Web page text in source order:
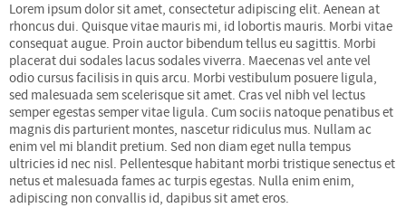
Lorem ipsum dolor sit amet, consectetur adipiscing elit. Aenean at
rhoncus dui. Quisque vitae mauris mi, id lobortis mauris. Morbi vitae
consequat augue. Proin auctor bibendum tellus eu sagittis. Morbi
placerat dui sodales lacus sodales viverra. Maecenas vel ante vel
odio cursus facilisis in quis arcu. Morbi vestibulum posuere ligula,
sed malesuada sem scelerisque sit amet. Cras vel nibh vel lectus
semper egestas semper vitae ligula. Cum sociis natoque penatibus et
magnis dis parturient montes, nascetur ridiculus mus. Nullam ac
enim vel mi blandit pretium. Sed non diam eget nulla tempus
ultricies id nec nisl. Pellentesque habitant morbi tristique senectus et
netus et malesuada fames ac turpis egestas. Nulla enim enim,
adipiscing non convallis id, dapibus sit amet eros.